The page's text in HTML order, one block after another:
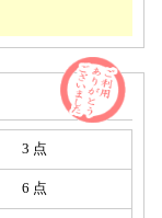
3 点
6 点